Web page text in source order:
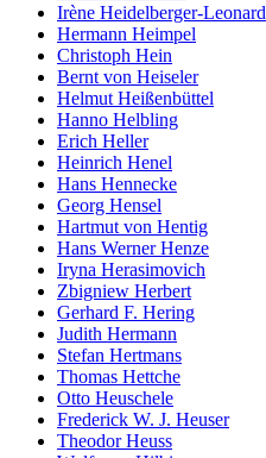
Irène Heidelberger-Leonard
Hermann Heimpel
Christoph Hein
Bernt von Heiseler
Helmut Heißenbüttel
Hanno Helbling
Erich Heller
Heinrich Henel
Hans Hennecke
Georg Hensel
Hartmut von Hentig
Hans Werner Henze
Iryna Herasimovich
Zbigniew Herbert
Gerhard F. Hering
Judith Hermann
Stefan Hertmans
Thomas Hettche
Otto Heuschele
Frederick W. J. Heuser
Theodor Heuss